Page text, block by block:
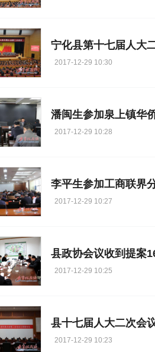
宁化县第十七届人大
2017-12-29 10:30
潘闽生参加泉上镇华
2017-12-29 10:28
李平生参加工商联界
2017-12-29 10:27
县政协会议收到提案
2017-12-29 10:25
县十七届人大二次会
2017-12-29 10:23